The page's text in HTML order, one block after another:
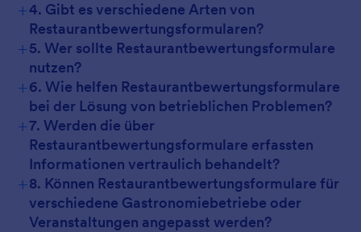
+4. Gibt es verschiedene Arten von
Restaurantbewertungsformularen?
+5. Wer sollte Restaurantbewertungsformulare
nutzen?
+6. Wie helfen Restaurantbewertungsformulare
bei der Lösung von betrieblichen Problemen?
+7. Werden die über
Restaurantbewertungsformulare erfassten
Informationen vertraulich behandelt?
+8. Können Restaurantbewertungsformulare für
verschiedene Gastronomiebetriebe oder
Veranstaltungen angepasst werden?